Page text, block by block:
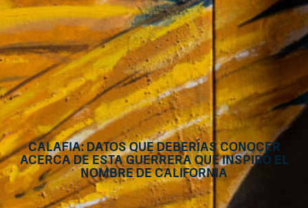
Calafia: datos que deberías conocer
acerca de esta guerrera que inspiró el
nombre de California